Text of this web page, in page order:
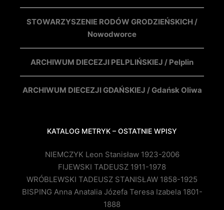
STOWARZYSZENIE RODÓW GRODZIEŃSKICH /
Nowodworce
ARCHIWUM DIECEZJI PELPLIŃSKIEJ / Pelplin
ARCHIWUM DIECEZJI GDAŃSKIEJ / Gdańsk Oliwa
KATALOG METRYK – OSTATNIE WPISY
NIEMCZYK Leon Stanisław 1923-2006
FIJEWSKI TADEUSZ 1911-1978
WRÓBLEWSKI TADEUSZ STANISŁAW 1858-1925
BISPING Anna Anatalia Józefa Teresa Izabela 1801-
1888